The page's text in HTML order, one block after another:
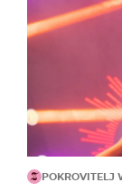
POKROVITELJ